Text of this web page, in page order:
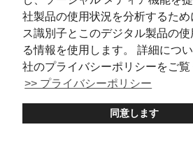
社製品の使用状況を分析するため
ス識別子とこのデジタル製品の
る情報を使用します。 詳細につ
社のプライバシーポリシーをご覧
>> プライバシーポリシー
同意します
ハウツー
「五臓六腑に染み渡る！」「ガツ
4大ラーメンの魅力から東京の人
日本旅行を計画する際、必ず楽しみた
ンです。 日本全国には多くのラーメン